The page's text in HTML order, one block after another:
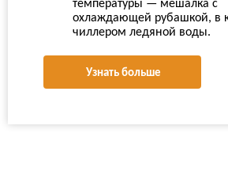
температуры — мешалка с
охлаждающей рубашкой, в
чиллером ледяной воды.
Узнать больше